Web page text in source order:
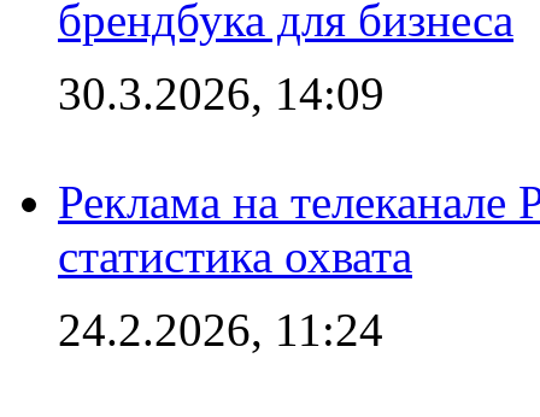
брендбука для бизнеса
30.3.2026, 14:09
Реклама на
статистика охвата
24.2.2026, 11:24